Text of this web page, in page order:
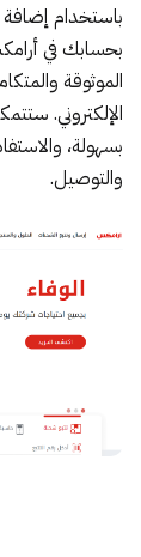
باستخدام إضافة
الموثوقة
الإلكتروني.
بسهولة،
والتوصيل.